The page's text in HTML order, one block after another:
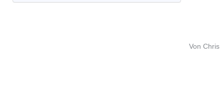
Von Chris